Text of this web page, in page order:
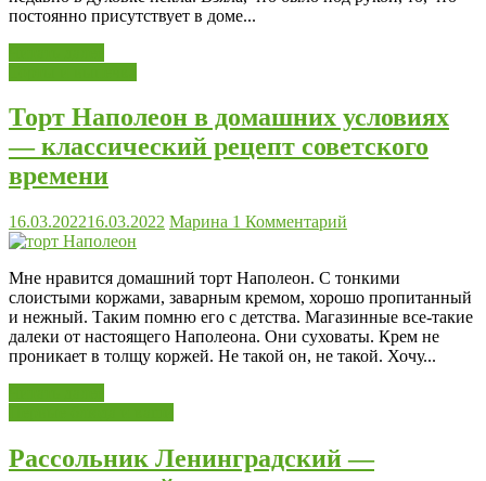
постоянно присутствует в доме...
Торт Наполеон в домашних условиях
— классический рецепт советского
времени
16.03.202216.03.2022 Марина 1 Комментарий
Мне нравится домашний торт Наполеон. С тонкими
слоистыми коржами, заварным кремом, хорошо пропитанный
и нежный. Таким помню его с детства. Магазинные все-такие
далеки от настоящего Наполеона. Они суховаты. Крем не
проникает в толщу коржей. Не такой он, не такой. Хочу...
Рассольник Ленинградский —